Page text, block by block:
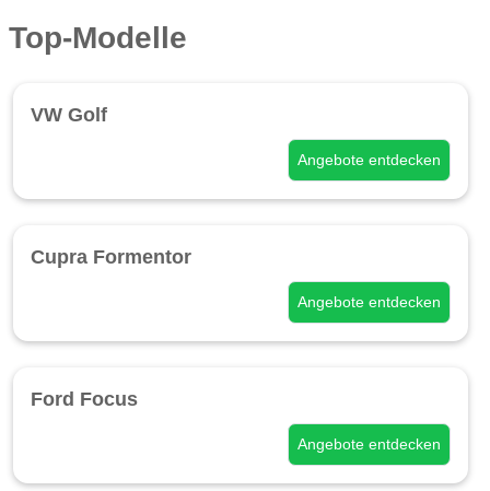
Top-Modelle
VW Golf
Angebote entdecken
Cupra Formentor
Angebote entdecken
Ford Focus
Angebote entdecken